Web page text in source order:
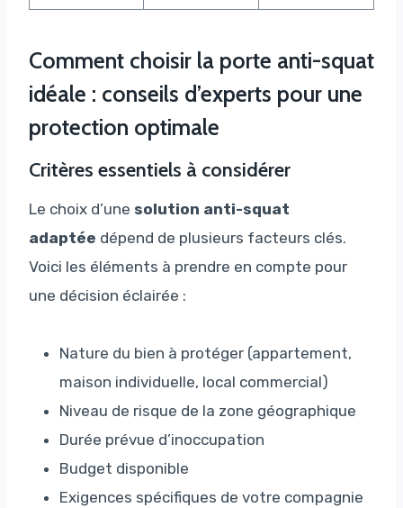
Comment choisir la porte anti-squat
idéale : conseils d’experts pour une
protection optimale
Critères essentiels à considérer
Le choix d’une solution anti-squat
adaptée dépend de plusieurs facteurs clés.
Voici les éléments à prendre en compte pour
une décision éclairée :
Nature du bien à protéger (appartement,
maison individuelle, local commercial)
Niveau de risque de la zone géographique
Durée prévue d’inoccupation
Budget disponible
Exigences spécifiques de votre compagnie